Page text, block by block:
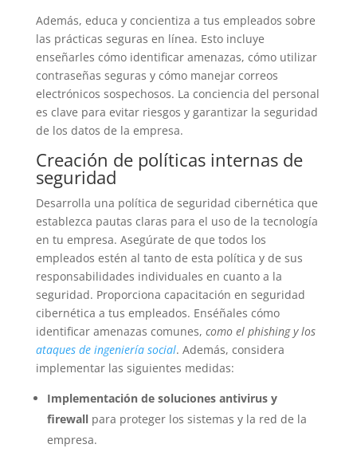
Además, educa y concientiza a tus empleados sobre
las prácticas seguras en línea. Esto incluye
enseñarles cómo identificar amenazas, cómo utilizar
contraseñas seguras y cómo manejar correos
electrónicos sospechosos. La conciencia del personal
es clave para evitar riesgos y garantizar la seguridad
de los datos de la empresa.
Creación de políticas internas de
seguridad
Desarrolla una política de seguridad cibernética que
establezca pautas claras para el uso de la tecnología
en tu empresa. Asegúrate de que todos los
empleados estén al tanto de esta política y de sus
responsabilidades individuales en cuanto a la
seguridad. Proporciona capacitación en seguridad
cibernética a tus empleados. Enséñales cómo
identificar amenazas comunes, como el phishing y los
ataques de ingeniería social. Además, considera
implementar las siguientes medidas:
Implementación de soluciones antivirus y
firewallpara proteger los sistemas y la red de la
empresa.